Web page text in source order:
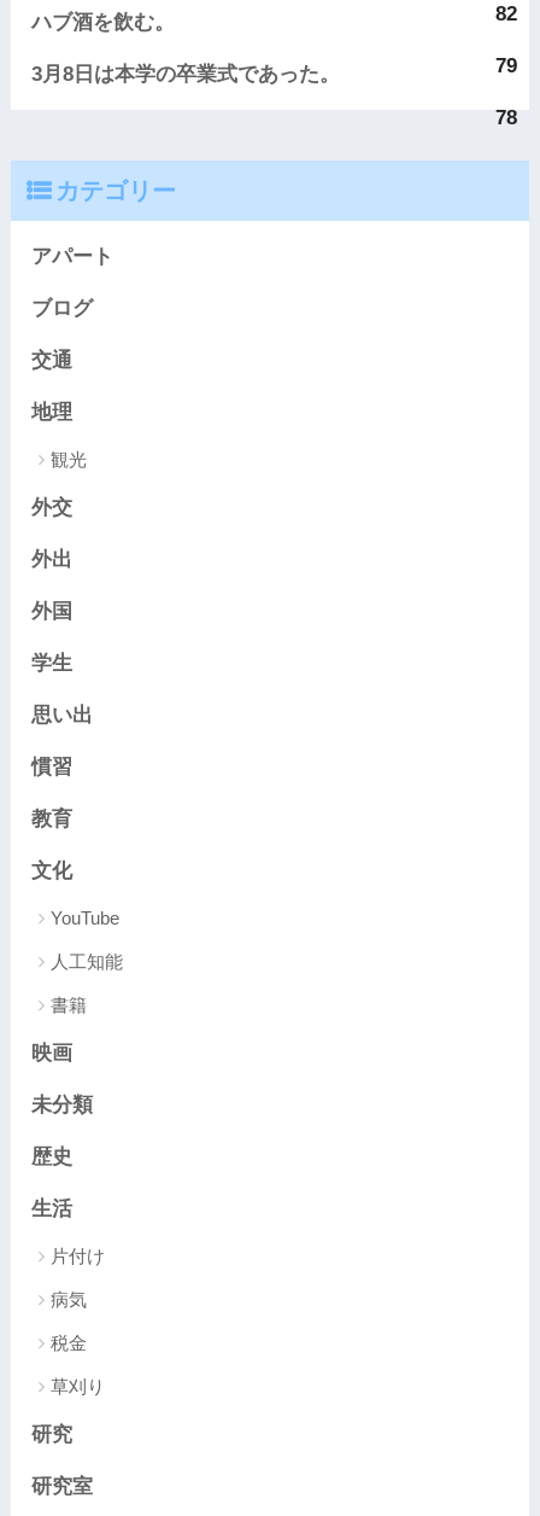
82
ハブ酒を飲む。
79
3月8日は本学の卒業式であった。
78
カテゴリー
アパート
ブログ
交通
地理
観光
外交
外出
外国
学生
思い出
慣習
教育
文化
YouTube
人工知能
書籍
映画
未分類
歴史
生活
片付け
病気
税金
草刈り
研究
研究室